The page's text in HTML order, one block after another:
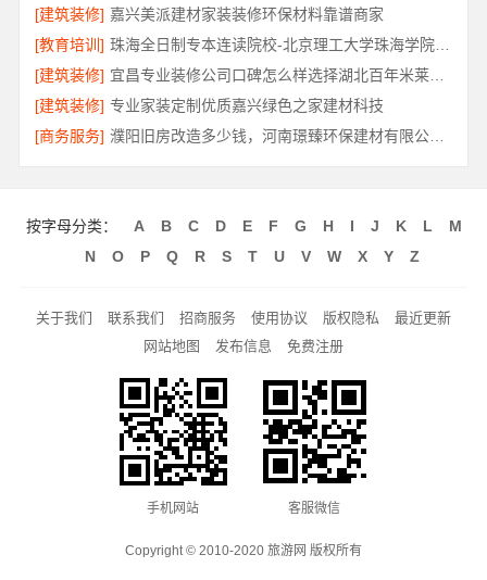
[建筑装修] 嘉兴美派建材家装装修环保材料靠谱商家
[教育培训]
珠海全日制专本连读院校-北京理工大学珠海学院继教院
[建筑装修]
宜昌专业装修公司口碑怎么样选择湖北百年米莱空间美学装饰材料有限公司
[建筑装修] 专业家装定制优质嘉兴绿色之家建材科技
[商务服务]
濮阳旧房改造多少钱，河南璟臻环保建材有限公司预算透明
按字母分类： A B C D E F G H I J K L
M
N
O P Q R S T U V W X Y Z
关于我们 联系我们 招商服务 使用协议 版权隐私
最近更新
网站地图
发布信息 免费注册
手机网站 客服微信
Copyright © 2010-2020 旅游网 版权所有